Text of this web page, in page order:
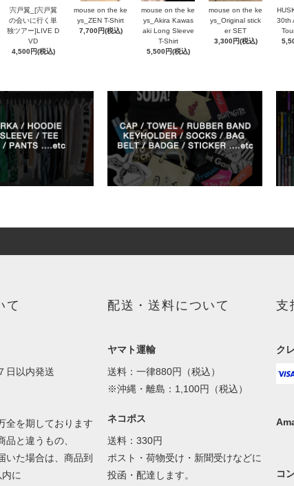
宍戸翼_[宍戸翼
の会いに行く単
独ツアー]LIVE D
VD
4,500円(税込)
mouse on the ke
ys_ZEN T-Shirt
7,700円(税込)
mouse on the ke
ys_Akira Kawas
aki Long Sleeve
T-Shirt
5,500円(税込)
mouse on the ke
ys_Original stick
er SET
3,300円(税込)
30th
て
日以内発送
全を期しております
品と違うもの、
いた場合は、商品到
に
配送・送料について
ヤマト運輸
送料：一律880円（税込）
※沖縄・離島：1,100円（税込）
ネコポス
送料：330円
ポスト・荷物受け・新聞受けなどに
投函・配達します。
支
ク
コ